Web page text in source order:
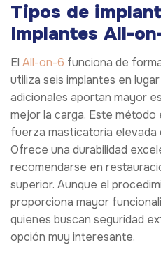
Tipos de
Implantes All-
El All-on-6 funciona de
utiliza seis implantes en
adicionales aportan mayor
mejor la carga. Este
fuerza masticatoria elevada
Ofrece una durabilidad
recomendarse en
superior. Aunque el
proporciona mayor
quienes buscan seguridad
opción muy interesante.